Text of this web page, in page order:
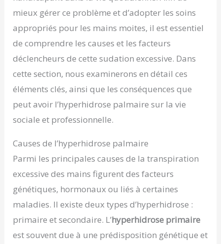
mieux gérer ce problème et d’adopter les soins
appropriés pour les mains moites, il est essentiel
de comprendre les causes et les facteurs
déclencheurs de cette sudation excessive. Dans
cette section, nous examinerons en détail ces
éléments clés, ainsi que les conséquences que
peut avoir l’hyperhidrose palmaire sur la vie
sociale et professionnelle.
Causes de l’hyperhidrose palmaire
Parmi les principales causes de la transpiration
excessive des mains figurent des facteurs
génétiques, hormonaux ou liés à certaines
maladies. Il existe deux types d’hyperhidrose :
primaire et secondaire. L’hyperhidrose primaire
est souvent due à une prédisposition génétique et